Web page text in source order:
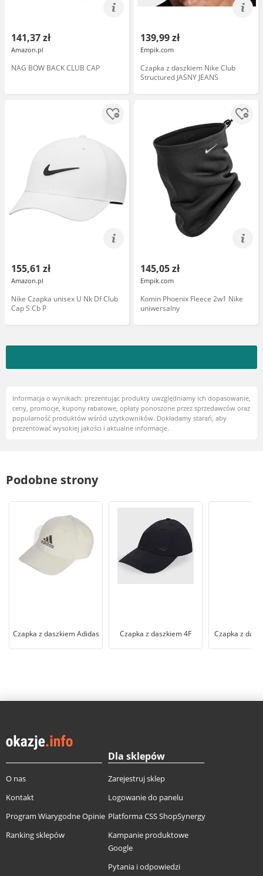
141,37 zł
Amazon.pl
NAG BOW BACK CLUB CAP
139,99 zł
Empik.com
Czapka z daszkiem Nike Club
Structured JASNY JEANS
155,61 zł
Amazon.pl
Nike Czapka unisex U Nk Df Club
Cap S Cb P
145,05 zł
Empik.com
Komin Phoenix Fleece 2w1 Nike
uniwersalny
Informacja o wynikach: prezentując produkty uwzględniamy ich dopasowanie,
ceny, promocje, kupony rabatowe, opłaty ponoszone przez sprzedawców oraz
popularność produktów wśród użytkowników. Dokładamy starań, aby
prezentować wysokiej jakości i aktualne informacje.
Podobne strony
Czapka z daszkiem Adidas Czapka z daszkiem 4F Czapka z
O nas
Kontakt
Program Wiarygodne Opinie
Ranking sklepów
Dla sklepów
Zarejestruj sklep
Logowanie do panelu
Platforma CSS ShopSynergy
Kampanie produktowe
Google
Pytania i odpowiedzi